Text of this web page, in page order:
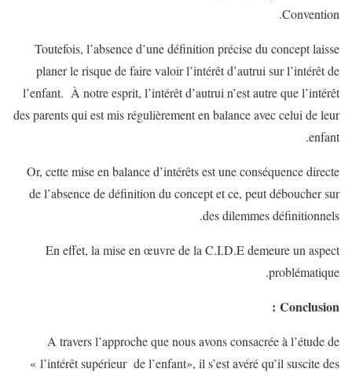
Convention.
Toutefois, l’absence d’une définition précise du concept laisse
planer le risque de faire valoir l’intérêt d’autrui sur l’intérêt de
l’enfant. À notre esprit, l’intérêt d’autrui n’est autre que l’intérêt
des parents qui est mis régulièrement en balance avec celui de leur
enfant.
Or, cette mise en balance d’intérêts est une conséquence directe
de l’absence de définition du concept et ce, peut déboucher sur
des dilemmes définitionnels.
En effet, la mise en œuvre de la C.I.D.E demeure un aspect
problématique.
Conclusion :
A travers l’approche que nous avons consacrée à l’étude de
« l’intérêt supérieur de l’enfant», il s’est avéré qu’il suscite des